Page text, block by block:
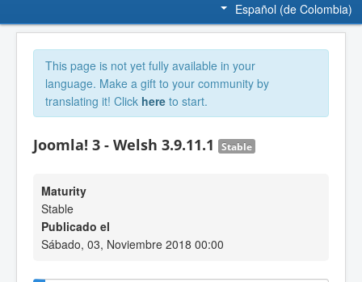
Español (de Colombia)
This page is not yet fully available in your
language. Make a gift to your community by
translating it! Click here to start.
Joomla! 3 - Welsh 3.9.11.1 Stable
Maturity
Stable
Publicado el
Sábado, 03, Noviembre 2018 00:00